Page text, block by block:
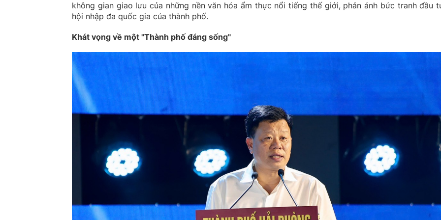
không gian giao lưu của những nền văn hóa ẩm thực nổi tiếng thế giới, phản ánh bức tranh đầu
hội nhập đa quốc gia của thành phố.
Khát vọng về một "Thành phố đáng sống"